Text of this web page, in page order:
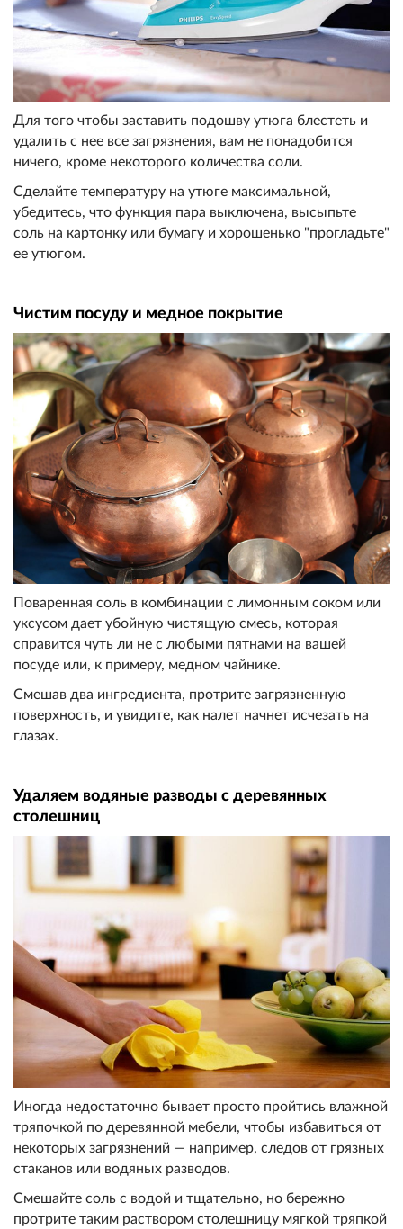
Для того чтобы заставить подошву утюга блестеть и
удалить с нее все загрязнения, вам не понадобится
ничего, кроме некоторого количества соли.
Сделайте температуру на утюге максимальной,
убедитесь, что функция пара выключена, высыпьте
соль на картонку или бумагу и хорошенько "прогладьте"
ее утюгом.
Чистим посуду и медное покрытие
Поваренная соль в комбинации с лимонным соком или
уксусом дает убойную чистящую смесь, которая
справится чуть ли не с любыми пятнами на вашей
посуде или, к примеру, медном чайнике.
Смешав два ингредиента, протрите загрязненную
поверхность, и увидите, как налет начнет исчезать на
глазах.
Удаляем водяные разводы с деревянных
столешниц
Иногда недостаточно бывает просто пройтись влажной
тряпочкой по деревянной мебели, чтобы избавиться от
некоторых загрязнений — например, следов от грязных
стаканов или водяных разводов.
Смешайте соль с водой и тщательно, но бережно
протрите таким раствором столешницу мягкой тряпкой